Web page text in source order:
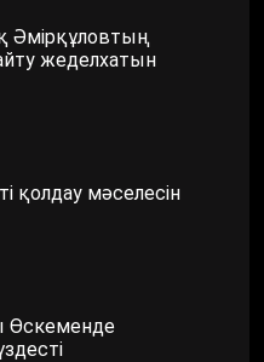
Әмірқұловтың
жеделхатын
қолдау мәселесін
Өскеменде